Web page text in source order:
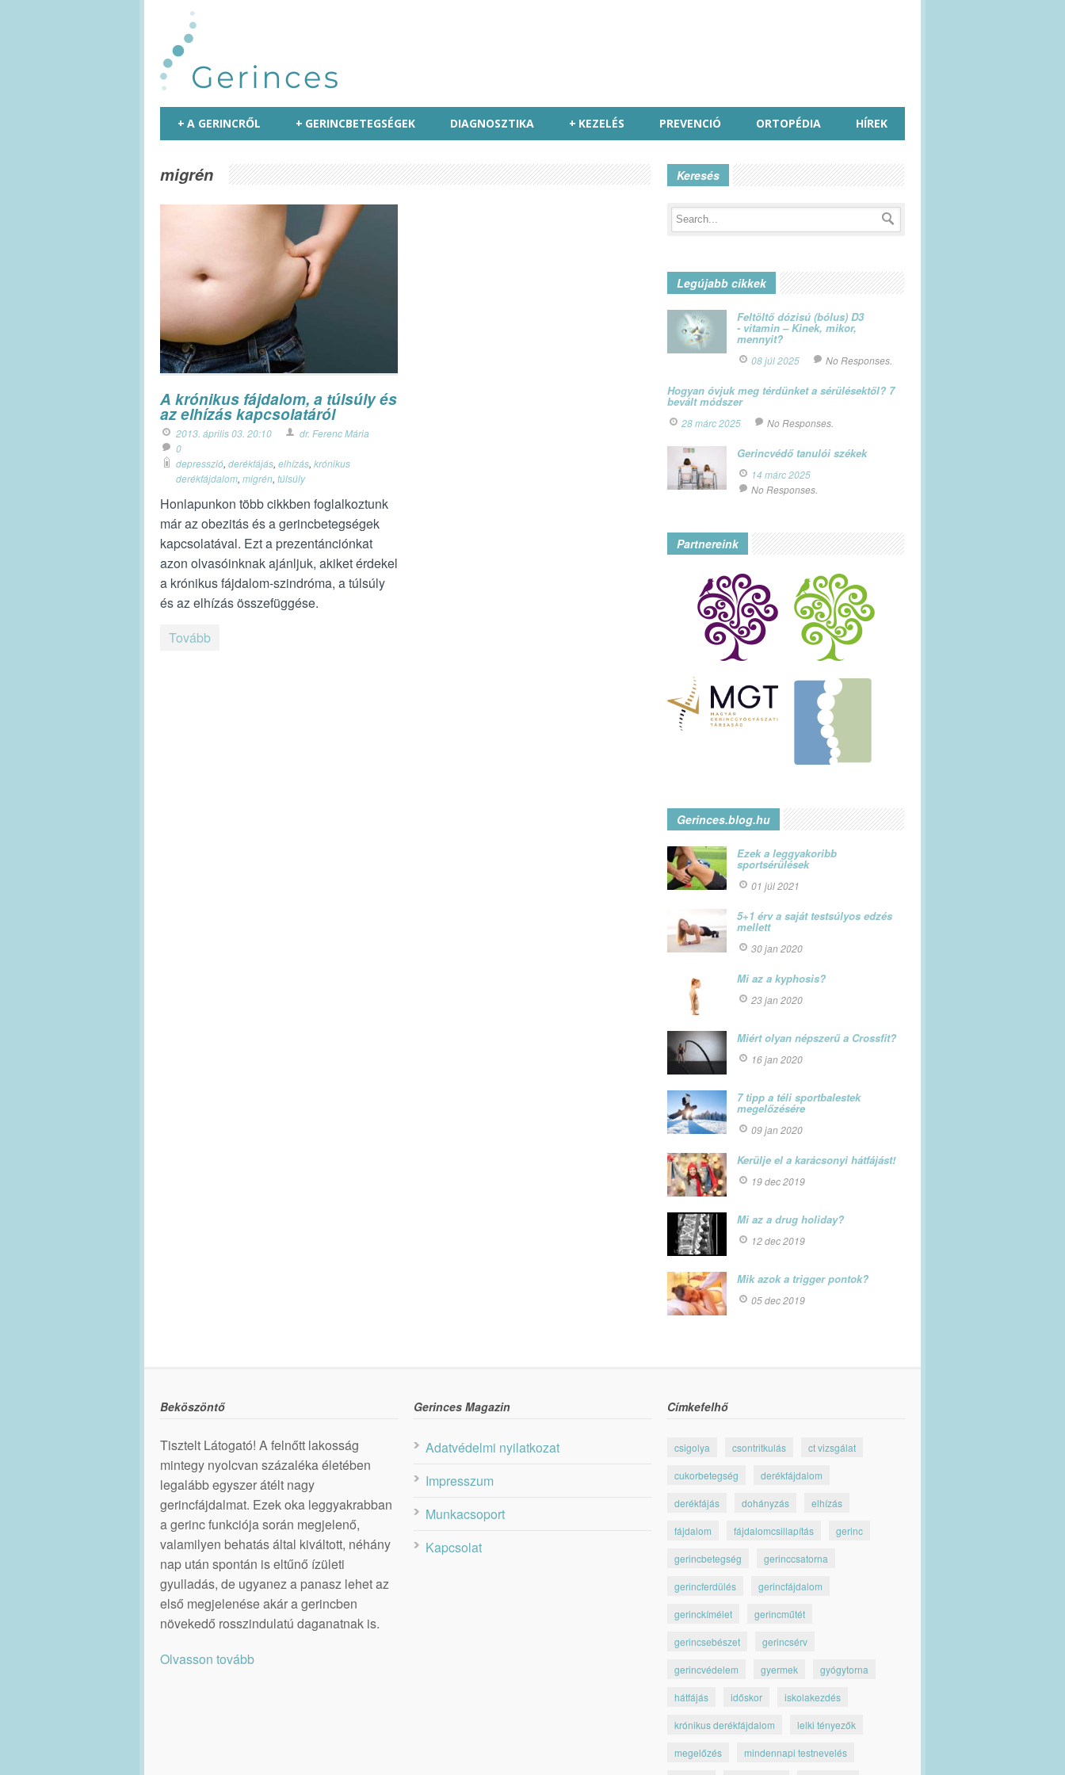
A GERINCRŐL
+ GERINCBETEGSÉGEK
+ DIAGNOSZTIKA KEZELÉS
+ PREVENCIÓ ORTOPÉDIA HÍREK
migrén
A krónikus fájdalom, a túlsúly és
az elhízás kapcsolatáról
2013. április 03. 20:10
dr. Ferenc Mária
0
depresszió, derékfájás, elhízás, krónikus
derékfájdalom, migrén, túlsúly
Honlapunkon több cikkben foglalkoztunk
már az obezitás és a gerincbetegségek
kapcsolatával. Ezt a prezentánciónkat
azon olvasóinknak ajánljuk, akiket érdekel
a krónikus fájdalom-szindróma, a túlsúly
és az elhízás összefüggése.
Tovább
Keresés
Legújabb cikkek
Feltöltő dózisú (bólus) D3
- vitamin – Kinek, mikor,
mennyit?
08 júl 2025 No Responses.
Hogyan óvjuk meg térdünket a sérülésektől? 7
bevált módszer
28 márc 2025 No Responses.
Gerincvédő tanulói székek
14 márc 2025
No Responses.
Partnereink
Gerinces.blog.hu
Ezek a leggyakoribb
sportsérülések
01 júl 2021
5+1 érv a saját testsúlyos edzés
mellett
30 jan 2020
Mi az a kyphosis?
23 jan 2020
Miért olyan népszerű a Crossfit?
16 jan 2020
7 tipp a téli sportbalestek
megelőzésére
09 jan 2020
Kerülje el a karácsonyi hátfájást!
19 dec 2019
Mi az a drug holiday?
12 dec 2019
Mik azok a trigger pontok?
05 dec 2019
Beköszöntő
Tisztelt Látogató! A felnőtt lakosság
mintegy nyolcvan százaléka életében
legalább egyszer átélt nagy
gerincfájdalmat. Ezek oka leggyakrabban
a gerinc funkciója során megjelenő,
valamilyen behatás által kiváltott, néhány
nap után spontán is eltűnő ízületi
gyulladás, de ugyanez a panasz lehet az
első megjelenése akár a gerincben
növekedő rosszindulatú daganatnak is.
Olvasson tovább
Gerinces Magazin
Adatvédelmi nyilatkozat
Impresszum
Munkacsoport
Kapcsolat
Címkefelhő
csigolya csontritkulás ct vizsgálat
cukorbetegség derékfájdalom
derékfájás dohányzás elhízás
fájdalom fájdalomcsillapítás gerinc
gerincbetegség gerinccsatorna
gerincferdülés gerincfájdalom
gerinckímélet gerincműtét
gerincsebészet gerincsérv
gerincvédelem gyermek gyógytorna
hátfájás időskor iskolakezdés
krónikus derékfájdalom lelki tényezők
megelőzés mindennapi testnevelés